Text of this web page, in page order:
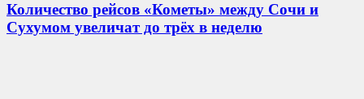
Количество рейсов «Кометы» между Сочи и
Сухумом увеличат до трёх в неделю